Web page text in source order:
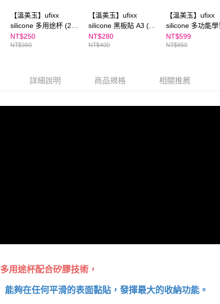
２．關於個人資料處理事宜，請瀏覽以下網址：
https://aftee.tw/terms/#terms3
３．未成年的使用者請事先徵得法定代理人或監護人之同意方可使用
「AFTEE先享後付」，若未經同意申辦者引起之損失，本公司不負相關責
任。
５．嚴禁一人註冊多個帳號或使用他人資訊註冊。若發現惡意使用之情形，
【溫美玉】ufixx
silicone 多用途杯 (2入
組)
NT$250
NT$360
【溫美玉】ufixx
silicone 黑板貼 A3 (42
x 29.7cm)
NT$280
NT$400
【溫美玉】ufixx
silicone 多功能學
卡袋(A3)｜內涵
袋、彩色內頁紙
案
NT$599
NT$850
詳細說明 商品規格 相關推薦
多用途杯配合矽膠技術，
能夠在任何平滑的表面黏貼，發揮最大的收納功能。